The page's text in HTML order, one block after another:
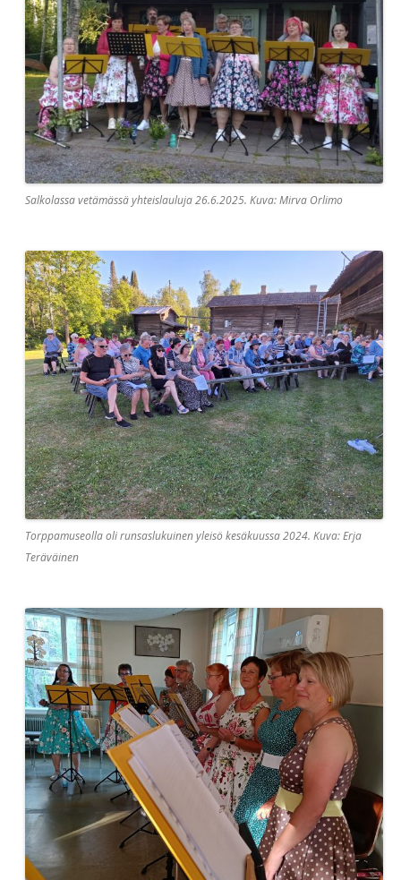
Salkolassa vetämässä yhteislauluja 26.6.2025. Kuva: Mirva Orlimo
Torppamuseolla oli runsaslukuinen yleisö kesäkuussa 2024. Kuva: Erja
Teräväinen